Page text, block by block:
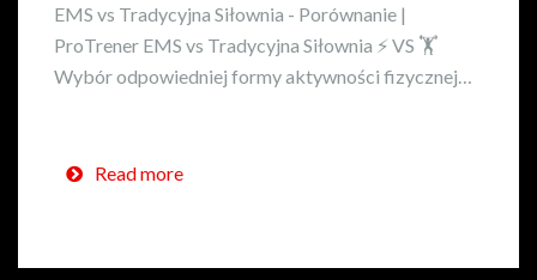
EMS vs Tradycyjna Siłownia - Porównanie |
ProTrener EMS vs Tradycyjna Siłownia ⚡ VS 🏋️
Wybór odpowiedniej formy aktywności fizycznej…
Read more